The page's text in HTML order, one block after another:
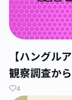
【ハングル
観察調査か
4